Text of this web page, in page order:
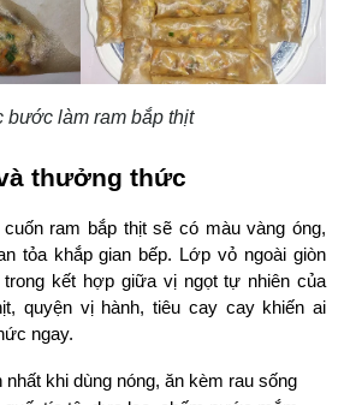
bước làm ram bắp thịt
thưởng thức
ram bắp thịt sẽ có màu vàng óng,
tỏa khắp gian bếp. Lớp vỏ ngoài giòn
trong kết hợp giữa vị ngọt tự nhiên của
quyện vị hành, tiêu cay cay khiến ai
ngay.
nhất khi dùng nóng, ăn kèm rau sống